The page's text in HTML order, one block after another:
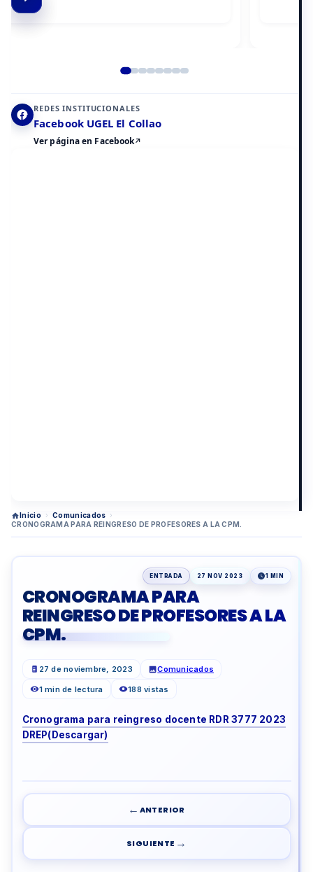
REDES INSTITUCIONALES
Facebook UGEL El Collao
Ver página en Facebook
Inicio › Comunicados ›
CRONOGRAMA PARA REINGRESO DE PROFESORES A LA CPM.
ENTRADA 27 NOV 2023 1 MIN
CRONOGRAMA PARA
REINGRESO DE PROFESORES A LA
CPM.
27 de noviembre, 2023 Comunicados
1 min de lectura 188 vistas
Cronograma para reingreso docente RDR 3777 2023
DREP(Descargar)
← ANTERIOR
SIGUIENTE →